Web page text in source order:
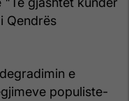
Qendrës
e
populiste-